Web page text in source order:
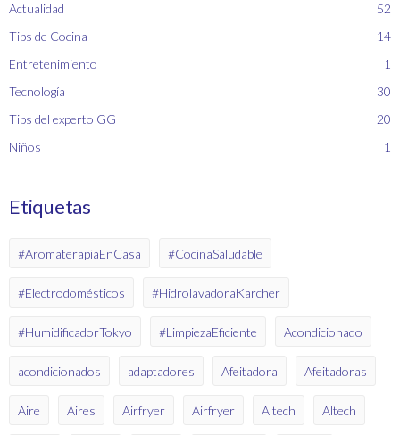
Actualidad
52
Tips de Cocina
14
Entretenimiento
1
Tecnología
30
Tips del experto GG
20
Niños
1
Etiquetas
#AromaterapiaEnCasa #CocinaSaludable
#Electrodomésticos #HidrolavadoraKarcher
#HumidificadorTokyo #LimpiezaEficiente Acondicionado
acondicionados adaptadores Afeitadora Afeitadoras
Aire Aires Airfryer Airfryer Altech Altech